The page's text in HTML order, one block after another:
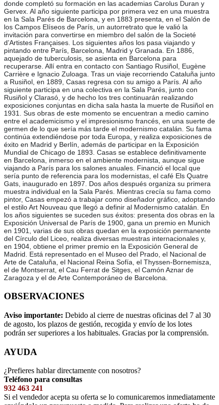
donde completó su formación en las academias Carolus Duran y
Gervex. Al año siguiente participa por primera vez en una muestra
en la Sala Parés de Barcelona, y en 1883 presenta, en el Salón de
los Campos Elíseos de París, un autorretrato que le valió la
invitación para convertirse en miembro del salón de la Societé
d’Artistes Françaises. Los siguientes años los pasa viajando y
pintando entre París, Barcelona, Madrid y Granada. En 1886,
aquejado de tuberculosis, se asienta en Barcelona para
recuperarse. Allí entra en contacto con Santiago Rusiñol, Eugène
Carrière e Ignacio Zuloaga. Tras un viaje recorriendo Cataluña junto
a Rusiñol, en 1889, Casas regresa con su amigo a París. Al año
siguiente participa en una colectiva en la Sala Parés, junto con
Rusiñol y Clarasó, y de hecho los tres continuarán realizando
exposiciones conjuntas en dicha sala hasta la muerte de Rusiñol en
1931. Sus obras de este momento se encuentran a medio camino
entre el academicismo y el impresionismo francés, en una suerte de
germen de lo que sería más tarde el modernismo catalán. Su fama
continúa extendiéndose por toda Europa, y realiza exposiciones de
éxito en Madrid y Berlín, además de participar en la Exposición
Mundial de Chicago de 1893. Casas se establece definitivamente
en Barcelona, inmerso en el ambiente modernista, aunque sigue
viajando a París para los salones anuales. Financió el local que
sería punto de referencia para los modernistas, el café Els Quatre
Gats, inaugurado en 1897. Dos años después organiza su primera
muestra individual en la Sala Parés. Mientras crecía su fama como
pintor, Casas empezó a trabajar como diseñador gráfico, adoptando
el estilo Art Nouveau que llegó a definir al Modernismo catalán. En
los años siguientes se suceden sus éxitos: presenta dos obras en la
Exposición Universal de París de 1900, gana un premio en Munich
en 1901, varias de sus obras quedan en la exposición permanente
del Círculo del Liceo, realiza diversas muestras internacionales y,
en 1904, obtiene el primer premio en la Exposición General de
Madrid. Está representado en el Museo del Prado, el Nacional de
Arte de Cataluña, el Nacional Reina Sofía, el Thyssen-Bornemisza,
el de Montserrat, el Cau Ferrat de Sitges, el Camón Aznar de
Zaragoza y el de Arte Contemporáneo de Barcelona.
OBSERVACIONES
Aviso importante: Debido al cierre de nuestras oficinas del 7 al 30
de agosto, los plazos de gestión, recogida y envío de los lotes
podrán ser superiores a los habituales. Gracias por la comprensión.
AYUDA
¿Prefieres hablar directamente con nosotros?
Teléfono para consultas
932 463 241
Si el vendedor acepta su oferta se lo comunicaremos inmediatamente